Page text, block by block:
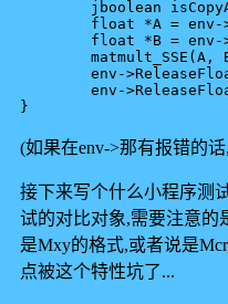
(如果在env->那有报错的
接下来写个什么小程序测
试的对比对象,需要注意的
是Mxy的格式,或者说是
点被这个特性坑了...